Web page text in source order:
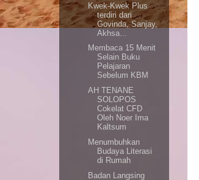
Kwek-Kwek Plus
terdiri dari
Govinda, Sanjay,
Akhsa...
Membaca 15 Menit
Selain Buku
Pelajaran
Sebelum KBM
AH TENANE
SOLOPOS
Cokelat CFD
Oleh Noer Ima
Kaltsum
Menumbuhkan
Budaya Literasi
di Rumah
Badan Langsing